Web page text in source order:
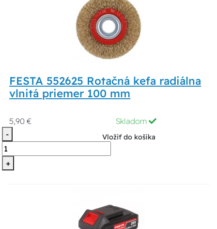
FESTA 552625 Rotačná kefa radiálna
vlnitá priemer 100 mm
5,90 €
Skladom
-
+
Vložiť do košíka